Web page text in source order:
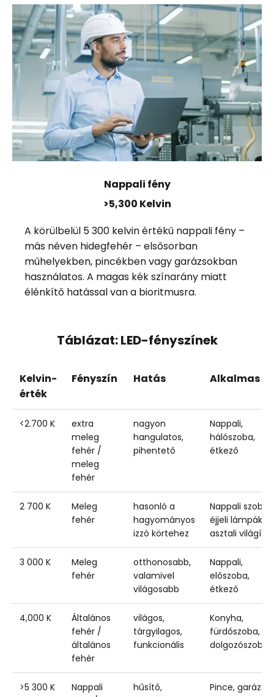
Nappali fény
>5,300 Kelvin
A körülbelül 5 300 kelvin értékű nappali fény –
más néven hidegfehér – elsősorban
műhelyekben, pincékben vagy garázsokban
használatos. A magas kék színarány miatt
élénkítő hatással van a bioritmusra.
Táblázat: LED-fényszínek
Kelvin-
érték
Fényszín Hatás Alkalmas
<2.700 K
extra
meleg
fehér /
meleg
fehér
nagyon
hangulatos,
pihentető
Nappali,
hálószoba,
étkező
2 700 K
Meleg
fehér
hasonló a
hagyományos
izzó körtehez
Nappali szobák,
éjjeli lámpák,
asztali világítás
3 000 K
Meleg
fehér
otthonosabb,
valamivel
világosabb
Nappali,
előszoba,
étkező
4,000 K
Általános
fehér /
általános
fehér
világos,
tárgyilagos,
funkcionális
Konyha,
fürdőszoba,
dolgozószoba
>5 300 K
Nappali
hűsítő,
Pince, garázs,